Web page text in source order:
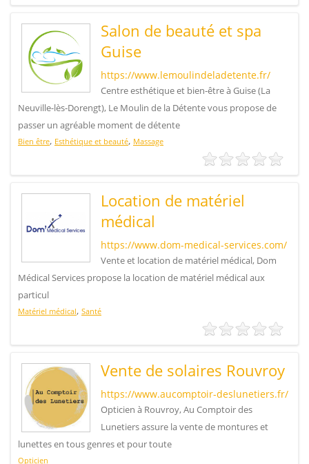
Salon de beauté et spa
Guise
https://www.lemoulindeladetente.fr/
Centre esthétique et bien-être à Guise (La
Neuville-lès-Dorengt), Le Moulin de la Détente vous propose de
passer un agréable moment de détente
Bien être, Esthétique et beauté, Massage
Location de matériel
médical
https://www.dom-medical-services.com/
Vente et location de matériel médical, Dom
Médical Services propose la location de matériel médical aux
particul
Matériel médical, Santé
Vente de solaires Rouvroy
https://www.aucomptoir-deslunetiers.fr/
Opticien à Rouvroy, Au Comptoir des
Lunetiers assure la vente de montures et
lunettes en tous genres et pour toute
Opticien